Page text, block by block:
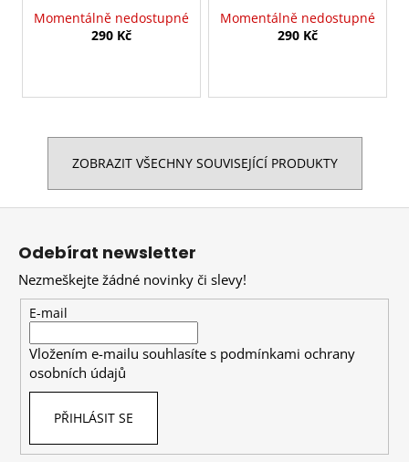
Momentálně nedostupné
290 Kč
Momentálně nedostupné
290 Kč
ZOBRAZIT VŠECHNY SOUVISEJÍCÍ PRODUKTY
Z
Odebírat newsletter
Nezmeškejte žádné novinky či slevy!
E-mail
Vložením e-mailu souhlasíte s podmínkami ochrany
osobních údajů
PŘIHLÁSIT SE